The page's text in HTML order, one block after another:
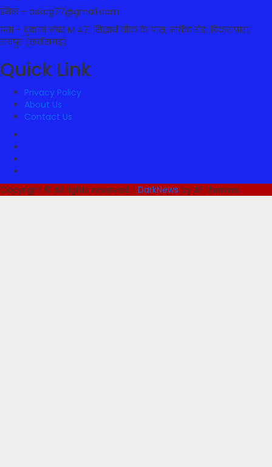
ईमेल – askcg77@gmail.com
पता – दुकान नंबर M 47, सिद्धार्थ चौक के पास, मार्केट रोड, टिकरापारा,
रायपुर (छत्तीसगढ़)
Quick Link
Privacy Policy
About Us
Contact Us
Copyright © All rights reserved. | DarkNews by AF themes.